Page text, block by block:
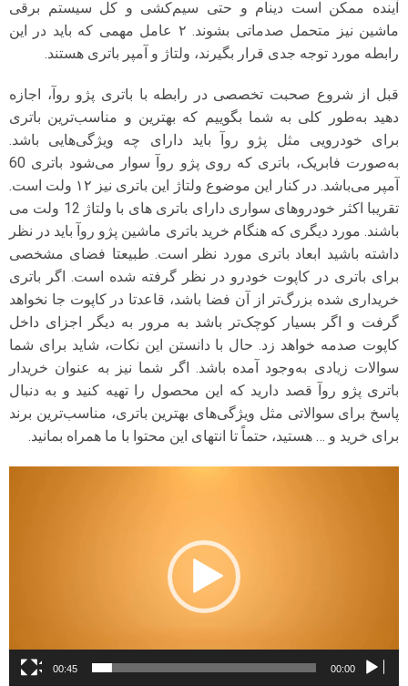
آینده ممکن است دینام و حتی سیم‌کشی و کل سیستم برقی
ماشین نیز متحمل صدماتی بشوند. ۲ عامل مهمی که باید در این
رابطه مورد توجه جدی قرار بگیرند، ولتاژ و آمپر باتری هستند.
قبل از شروع صحبت تخصصی در رابطه با باتری پژو روآ، اجازه
دهید به‌طور کلی به شما بگوییم که بهترین و مناسب‌ترین باتری
برای خودرویی مثل پژو روآ باید دارای چه ویژگی‌هایی باشد.
به‌صورت فابریک، باتری که روی پژو روآ سوار می‌شود باتری 60
آمپر می‌باشد. در کنار این موضوع ولتاژ این باتری نیز ۱۲ ولت است.
تقریبا اکثر خودروهای سواری دارای باتری های با ولتاژ 12 ولت می
باشند. مورد دیگری که هنگام خرید باتری ماشین پژو روآ باید در نظر
داشته باشید ابعاد باتری مورد نظر است. طبیعتا فضای مشخصی
برای باتری در کاپوت خودرو در نظر گرفته شده است. اگر باتری
خریداری شده بزرگ‌تر از آن فضا باشد، قاعدتا در کاپوت جا نخواهد
گرفت و اگر بسیار کوچک‌تر باشد به مرور به دیگر اجزای داخل
کاپوت صدمه خواهد زد. حال با دانستن این نکات، شاید برای شما
سوالات زیادی به‌وجود آمده باشد. اگر شما نیز به عنوان خریدار
باتری پژو روآ قصد دارید که این محصول را تهیه کنید و به دنبال
پاسخ برای سوالاتی مثل ویژگی‌های بهترین باتری، مناسب‌ترین برند
برای خرید و … هستید، حتماً تا انتهای این محتوا با ما همراه بمانید.
00:00
00:45